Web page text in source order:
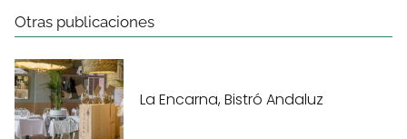
Otras publicaciones
La Encarna, Bistró Andaluz